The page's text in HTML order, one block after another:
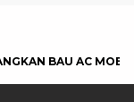
BAU AC